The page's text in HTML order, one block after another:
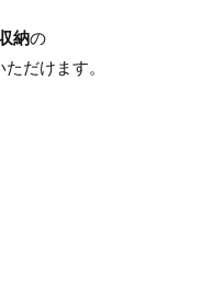
納の
だけます。